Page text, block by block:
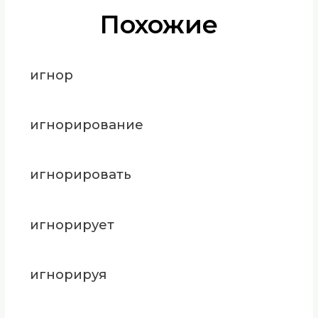
Похожие
игнор
игнорирование
игнорировать
игнорирует
игнорируя